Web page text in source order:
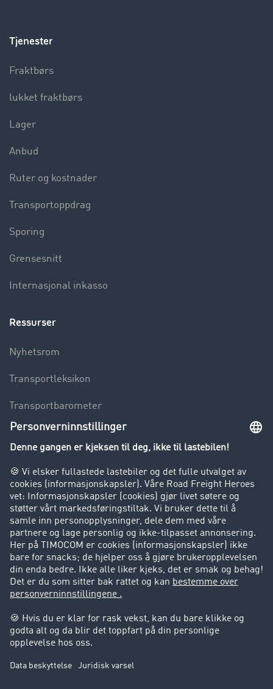
Tjenester
Fraktbørs
lukket fraktbørs
Lager
Anbud
Ruter og kostnader
Transportoppdrag
Sporing
Grensesnitt
Internasjonal inkasso
Ressurser
Nyhetsrom
Transportleksikon
Transportbarometer
Innsyn i fraktbørsen
Bedriften
Kunder verver kunder
Suksesshistorier
Kundestøtte
Kundestøtte
Juridisk informasjon
Impressum
Forretningsbetingelser